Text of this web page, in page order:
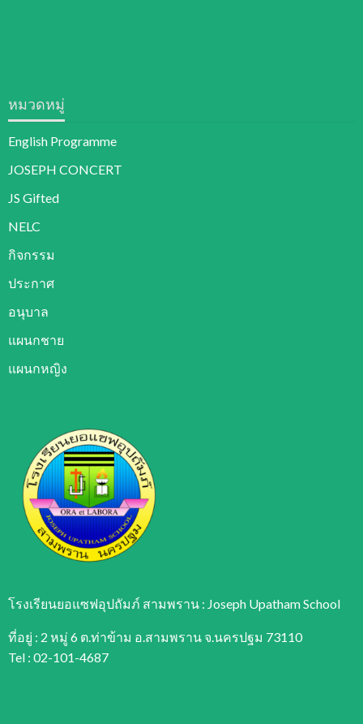
หมวดหมู่
English Programme
JOSEPH CONCERT
JS Gifted
NELC
กิจกรรม
ประกาศ
อนุบาล
แผนกชาย
แผนกหญิง
โรงเรียนยอแซฟอุปถัมภ์ สามพราน : Joseph Upatham School
ที่อยู่ : 2 หมู่ 6 ต.ท่าข้าม อ.สามพราน จ.นครปฐม 73110
Tel : 02-101-4687